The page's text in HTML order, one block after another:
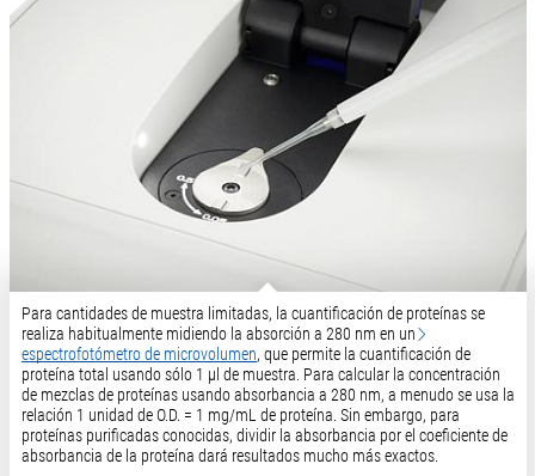
Para cantidades de muestra limitadas, la cuantificación de proteínas se
realiza habitualmente midiendo la absorción a 280 nm en un
espectrofotómetro de microvolumen, que permite la cuantificación de
proteína total usando sólo 1 µl de muestra. Para calcular la concentración
de mezclas de proteínas usando absorbancia a 280 nm, a menudo se usa la
relación 1 unidad de O.D. = 1 mg/mL de proteína. Sin embargo, para
proteínas purificadas conocidas, dividir la absorbancia por el coeficiente de
absorbancia de la proteína dará resultados mucho más exactos.